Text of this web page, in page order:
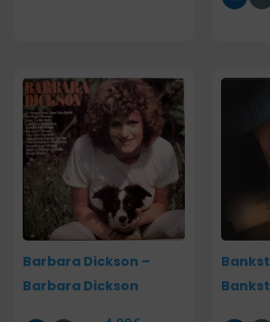
Barbara Dickson –
Barbara Dickson